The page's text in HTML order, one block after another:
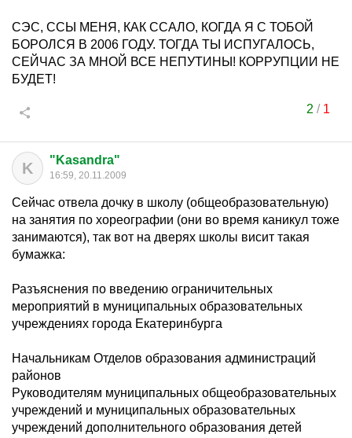
СЭС, ССЫ МЕНЯ, КАК ССАЛО, КОГДА Я С ТОБОЙ
БОРОЛСЯ В 2006 ГОДУ. ТОГДА ТЫ ИСПУГАЛОСЬ,
СЕЙЧАС ЗА МНОЙ ВСЕ НЕПУТИНЫ! КОРРУПЦИИ НЕ
БУДЕТ!
2 / 1
K "Kasandra"
16:59, 20.11.2009
Сейчас отвела дочку в школу (общеобразовательную)
на занятия по хореографии (они во время каникул тоже
занимаются), так вот на дверях школы висит такая
бумажка:
Разъяснения по введению ограничительных
мероприятий в муниципальных образовательных
учреждениях города Екатеринбурга
Начальникам Отделов образования администраций
районов
Руководителям муниципальных общеобразовательных
учреждений и муниципальных образовательных
учреждений дополнительного образования детей